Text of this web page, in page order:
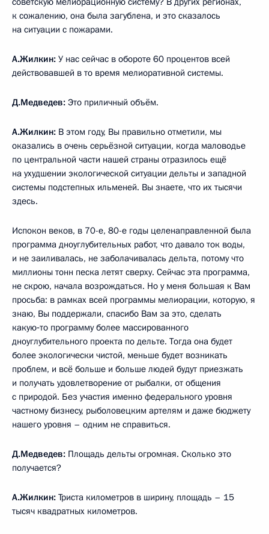
к сожалению, она была загублена, и это сказалось
на ситуации с пожарами.
А.Жилкин: У нас сейчас в обороте 60 процентов всей
действовавшей в то время мелиоративной системы.
Д.Медведев: Это приличный объём.
А.Жилкин: В этом году, Вы правильно отметили, мы
оказались в очень серьёзной ситуации, когда маловодье
по центральной части нашей страны отразилось ещё
на ухудшении экологической ситуации дельты и западной
системы подстепных ильменей. Вы знаете, что их тысячи
здесь.
Испокон веков, в 70-е, 80-е годы целенаправленной была
программа дноуглубительных работ, что давало ток воды,
и не заиливалась, не заболачивалась дельта, потому что
миллионы тонн песка летят сверху. Сейчас эта программа,
не скрою, начала возрождаться. Но у меня большая к Вам
просьба: в рамках всей программы мелиорации, которую, я
знаю, Вы поддержали, спасибо Вам за это, сделать
какую‑то программу более массированного
дноуглубительного проекта по дельте. Тогда она будет
более экологически чистой, меньше будет возникать
проблем, и всё больше и больше людей будут приезжать
и получать удовлетворение от рыбалки, от общения
с природой. Без участия именно федерального уровня
частному бизнесу, рыболовецким артелям и даже бюджету
нашего уровня – одним не справиться.
Д.Медведев: Площадь дельты огромная. Сколько это
получается?
А.Жилкин: Триста километров в ширину, площадь – 15
тысяч квадратных километров.